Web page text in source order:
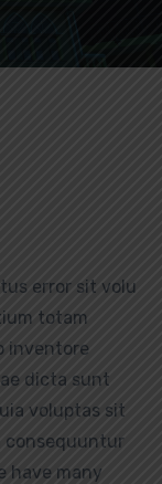
error sit volu
totam
inventore
dicta sunt
voluptas sit
have many